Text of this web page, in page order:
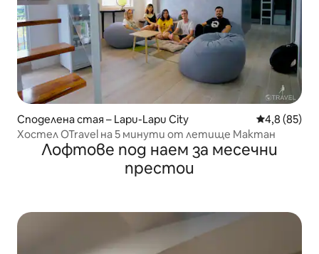
Споделена стая – Lapu-Lapu City Средна
4,8 (85)
Хостел OTravel на 5 минути от летище Мактан
Лофтове под наем за месечни
престои